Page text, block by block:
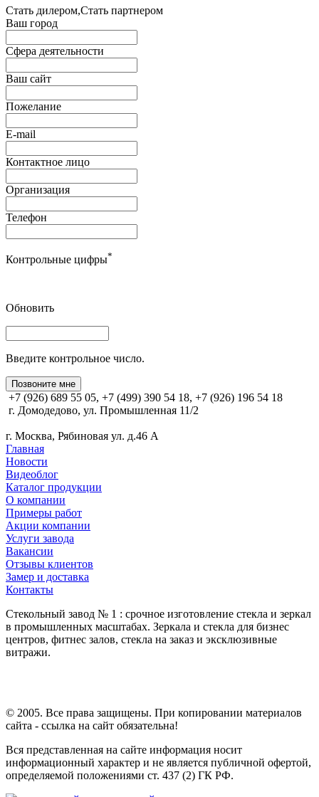
Стать дилером,Стать партнером
Ваш город
Сфера деятельности
Ваш сайт
Пожелание
E-mail
Контактное лицо
Организация
Телефон
Контрольные цифры*
Обновить
Введите контрольное число.
Позвоните мне
+7 (926) 689 55 05, +7 (499) 390 54 18, +7 (926) 196 54 18
г. Домодедово, ул. Промышленная 11/2
г. Москва, Рябиновая ул. д.46 А
Главная
Новости
Видеоблог
Каталог продукции
О компании
Примеры работ
Акции компании
Услуги завода
Вакансии
Отзывы клиентов
Замер и доставка
Контакты
Стекольный завод № 1 : срочное изготовление стекла и зеркал
в промышленных масштабах. Зеркала и стекла для бизнес
центров, фитнес залов, стекла на заказ и эксклюзивные
витражи.
© 2005. Все права защищены. При копировании материалов
сайта - ссылка на сайт обязательна!
Вся представленная на сайте информация носит
информационный характер и не является публичной офертой,
определяемой положениями ст. 437 (2) ГК РФ.